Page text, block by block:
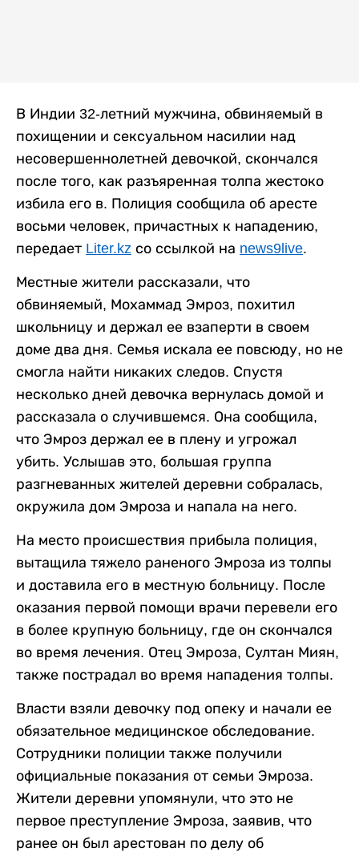
В Индии 32-летний мужчина, обвиняемый в
похищении и сексуальном насилии над
несовершеннолетней девочкой, скончался
после того, как разъяренная толпа жестоко
избила его в. Полиция сообщила об аресте
восьми человек, причастных к нападению,
передает Liter.kz со ссылкой на news9live.
Местные жители рассказали, что
обвиняемый, Мохаммад Эмроз, похитил
школьницу и держал ее взаперти в своем
доме два дня. Семья искала ее повсюду, но не
смогла найти никаких следов. Спустя
несколько дней девочка вернулась домой и
рассказала о случившемся. Она сообщила,
что Эмроз держал ее в плену и угрожал
убить. Услышав это, большая группа
разгневанных жителей деревни собралась,
окружила дом Эмроза и напала на него.
На место происшествия прибыла полиция,
вытащила тяжело раненого Эмроза из толпы
и доставила его в местную больницу. После
оказания первой помощи врачи перевели его
в более крупную больницу, где он скончался
во время лечения. Отец Эмроза, Султан Миян,
также пострадал во время нападения толпы.
Власти взяли девочку под опеку и начали ее
обязательное медицинское обследование.
Сотрудники полиции также получили
официальные показания от семьи Эмроза.
Жители деревни упомянули, что это не
первое преступление Эмроза, заявив, что
ранее он был арестован по делу об